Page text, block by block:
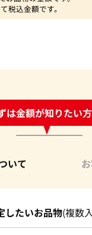
税込金額です。
は金額が知りたい方
受付中!問い合わせ
いて
したいお品物(複数